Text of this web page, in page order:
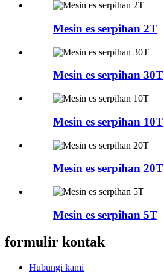
Mesin es serpihan 2T
Mesin es serpihan 30T
Mesin es serpihan 10T
Mesin es serpihan 20T
Mesin es serpihan 5T
formulir kontak
Hubungi kami